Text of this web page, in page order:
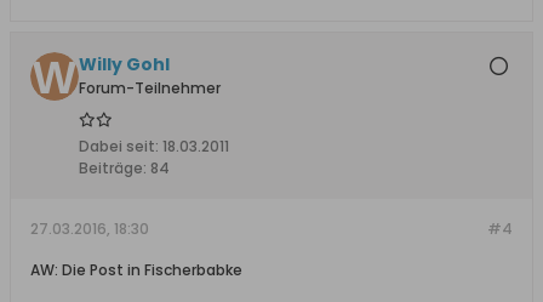
Willy Gohl
Forum-Teilnehmer
Dabei seit: 18.03.2011
Beiträge: 84
#4
27.03.2016, 18:30
AW: Die Post in Fischerbabke